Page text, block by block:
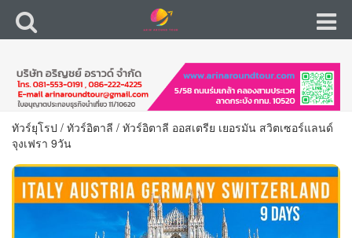
ทัวร์ยุโรป / ทัวร์อิตาลี / ทัวร์อิตาลี ออสเตรีย เยอรมัน สวิตเซอร์แลนด์
จุงเฟรา 9วัน